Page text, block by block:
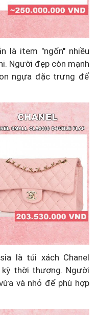
là item "ngốn" nhiều
Người đẹp còn mạnh
ngựa đặc trưng để
là túi xách Chanel
thời thượng. Người
và nhỏ để phù hợp